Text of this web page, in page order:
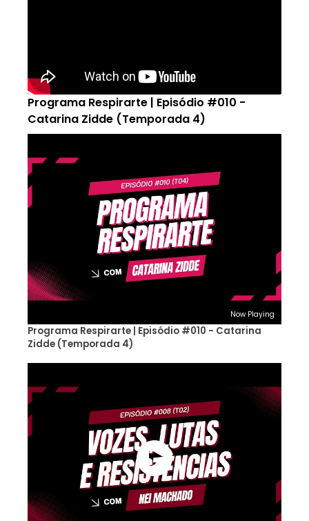
Programa Respirarte | Episódio #010 -
Catarina Zidde (Temporada 4)
Now Playing
Programa Respirarte | Episódio #010 - Catarina
Zidde (Temporada 4)